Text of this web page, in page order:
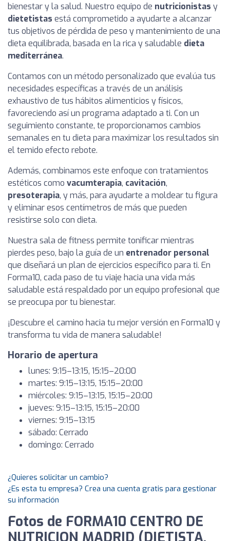
bienestar y la salud. Nuestro equipo de nutricionistas y
dietetistas está comprometido a ayudarte a alcanzar
tus objetivos de pérdida de peso y mantenimiento de una
dieta equilibrada, basada en la rica y saludable dieta
mediterránea.
Contamos con un método personalizado que evalúa tus
necesidades específicas a través de un análisis
exhaustivo de tus hábitos alimenticios y físicos,
favoreciendo así un programa adaptado a ti. Con un
seguimiento constante, te proporcionamos cambios
semanales en tu dieta para maximizar los resultados sin
el temido efecto rebote.
Además, combinamos este enfoque con tratamientos
estéticos como vacumterapia, cavitación,
presoterapia, y más, para ayudarte a moldear tu figura
y eliminar esos centímetros de más que pueden
resistirse solo con dieta.
Nuestra sala de fitness permite tonificar mientras
pierdes peso, bajo la guía de un entrenador personal
que diseñará un plan de ejercicios específico para ti. En
Forma10, cada paso de tu viaje hacia una vida más
saludable está respaldado por un equipo profesional que
se preocupa por tu bienestar.
¡Descubre el camino hacia tu mejor versión en Forma10 y
transforma tu vida de manera saludable!
Horario de apertura
lunes: 9:15–13:15, 15:15–20:00
martes: 9:15–13:15, 15:15–20:00
miércoles: 9:15–13:15, 15:15–20:00
jueves: 9:15–13:15, 15:15–20:00
viernes: 9:15–13:15
sábado: Cerrado
domingo: Cerrado
¿Quieres solicitar un cambio?
¿Es esta tu empresa? Crea una cuenta gratis para gestionar
su información
Fotos de FORMA10 CENTRO DE